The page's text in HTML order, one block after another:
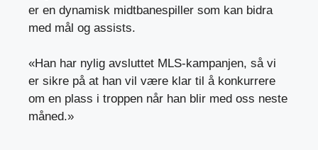
er en dynamisk midtbanespiller som kan bidra
med mål og assists.
«Han har nylig avsluttet MLS-kampanjen, så vi
er sikre på at han vil være klar til å konkurrere
om en plass i troppen når han blir med oss ​​neste
måned.»